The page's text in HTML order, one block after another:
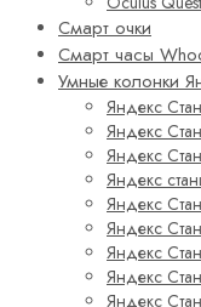
Смарт очки
Смарт часы
Умные колонки
Яндекс
Яндекс
Яндекс
Яндекс
Яндекс
Яндекс
Яндекс
Яндекс
Яндекс